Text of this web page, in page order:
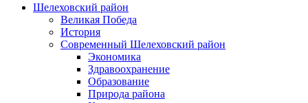
Шелеховский район
Великая Победа
История
Современный Шелеховский район
Экономика
Здравоохранение
Образование
Природа района